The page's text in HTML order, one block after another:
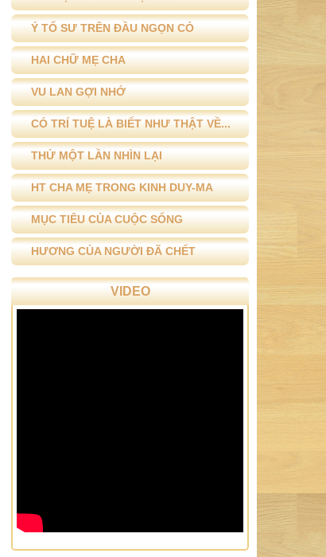
Ý TỔ SƯ TRÊN ĐẦU NGỌN CỎ
HAI CHỮ MẸ CHA
VU LAN GỢI NHỚ
CÓ TRÍ TUỆ LÀ BIẾT NHƯ THẬT VỀ...
THỬ MỘT LẦN NHÌN LẠI
HT CHA MẸ TRONG KINH DUY-MA
MỤC TIÊU CỦA CUỘC SỐNG
HƯƠNG CỦA NGƯỜI ĐÃ CHẾT
VIDEO